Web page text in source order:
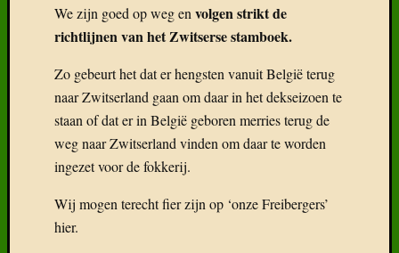
We zijn goed op weg en volgen strikt de
richtlijnen van het Zwitserse stamboek.
Zo gebeurt het dat er hengsten vanuit België terug
naar Zwitserland gaan om daar in het dekseizoen te
staan of dat er in België geboren merries terug de
weg naar Zwitserland vinden om daar te worden
ingezet voor de fokkerij.
Wij mogen terecht fier zijn op ‘onze Freibergers’
hier.